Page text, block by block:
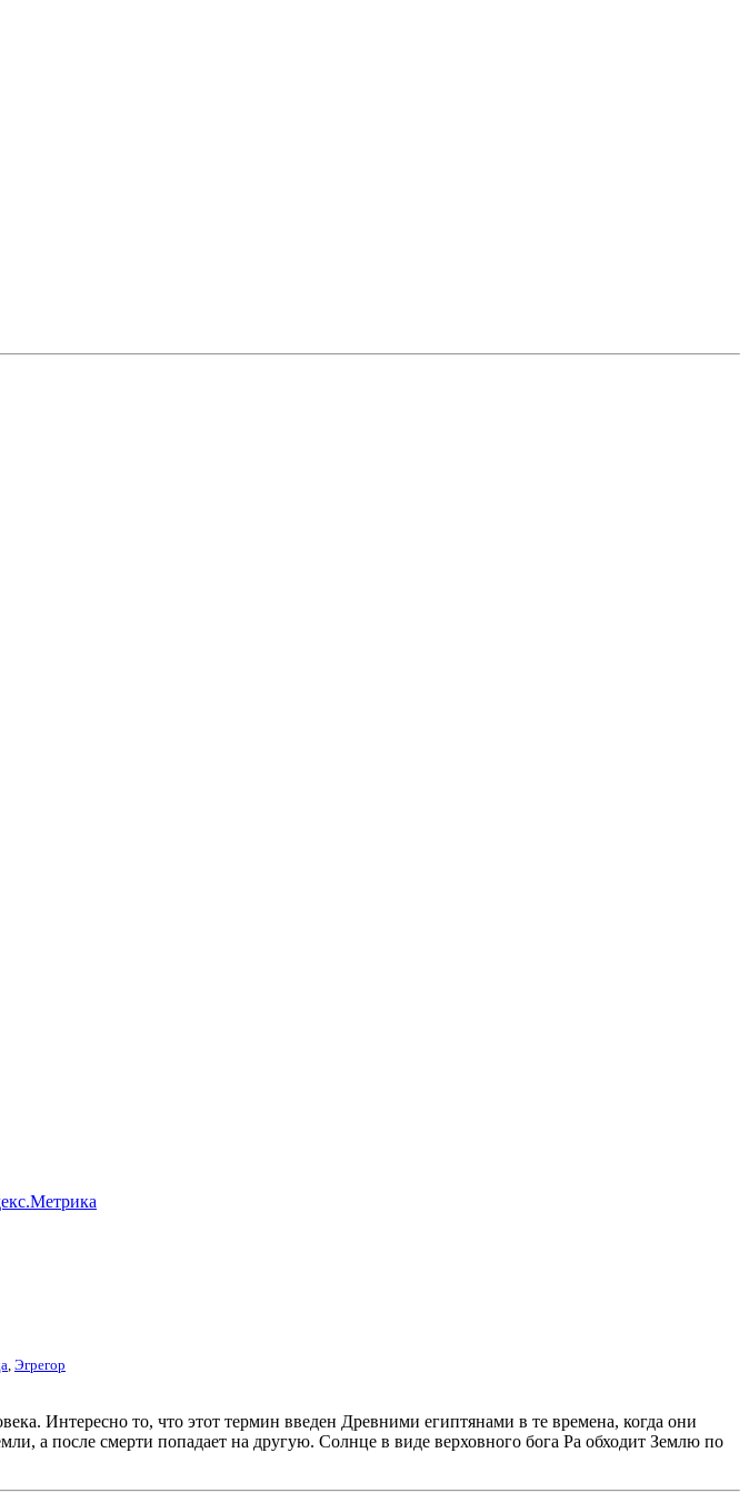
Эгрегор
Интересно то, что этот термин введен Древними египтянами в те времена, когда они
а после смерти попадает на другую. Солнце в виде верховного бога Ра обходит Землю по